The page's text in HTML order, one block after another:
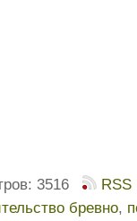
3516
RSS
бревно,